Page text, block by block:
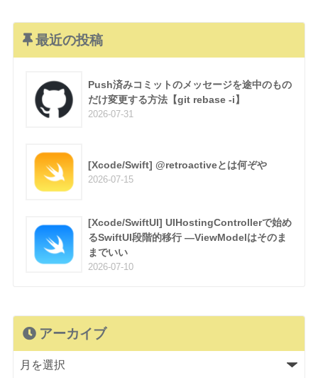
最近の投稿
Push済みコミットのメッセージを途中のもの
だけ変更する方法【git rebase -i】
2026-07-31
[Xcode/Swift] @retroactiveとは何ぞや
2026-07-15
[Xcode/SwiftUI] UIHostingControllerで始め
るSwiftUI段階的移行 —ViewModelはそのま
までいい
2026-07-10
アーカイブ